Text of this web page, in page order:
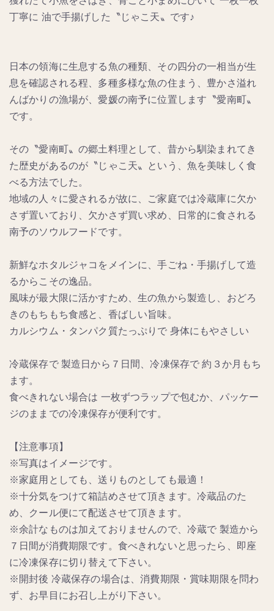
丁寧に 油で手揚げした〝じゃこ天〟です♪
日本の領海に生息する魚の種類、その四分の一相当が生
息を確認される程、多種多様な魚の住まう、豊かさ溢れ
んばかりの漁場が、愛媛の南予に位置します〝愛南町〟
です。
その〝愛南町〟の郷土料理として、昔から馴染まれてき
た歴史があるのが〝じゃこ天〟という、魚を美味しく食
べる方法でした。
地域の人々に愛されるが故に、ご家庭では冷蔵庫に欠か
さず置いており、欠かさず買い求め、日常的に食される
南予のソウルフードです。
新鮮なホタルジャコをメインに、手ごね・手揚げして造
るからこその逸品。
風味が最大限に活かすため、生の魚から製造し、おどろ
きのもちもち食感と、香ばしい旨味。
カルシウム・タンパク質たっぷりで 身体にもやさしい
冷蔵保存で 製造日から７日間、冷凍保存で 約３か月もち
ます。
食べきれない場合は 一枚ずつラップで包むか、パッケー
ジのままでの冷凍保存が便利です。
【注意事項】
※写真はイメージです。
※家庭用としても、送りものとしても最適！
※十分気をつけて箱詰めさせて頂きます。冷蔵品のた
め、クール便にて配送させて頂きます。
※余計なものは加えておりませんので、冷蔵で 製造から
７日間が消費期限です。食べきれないと思ったら、即座
に冷凍保存に切り替えて下さい。
※開封後 冷蔵保存の場合は、消費期限・賞味期限を問わ
ず、お早目にお召し上がり下さい。